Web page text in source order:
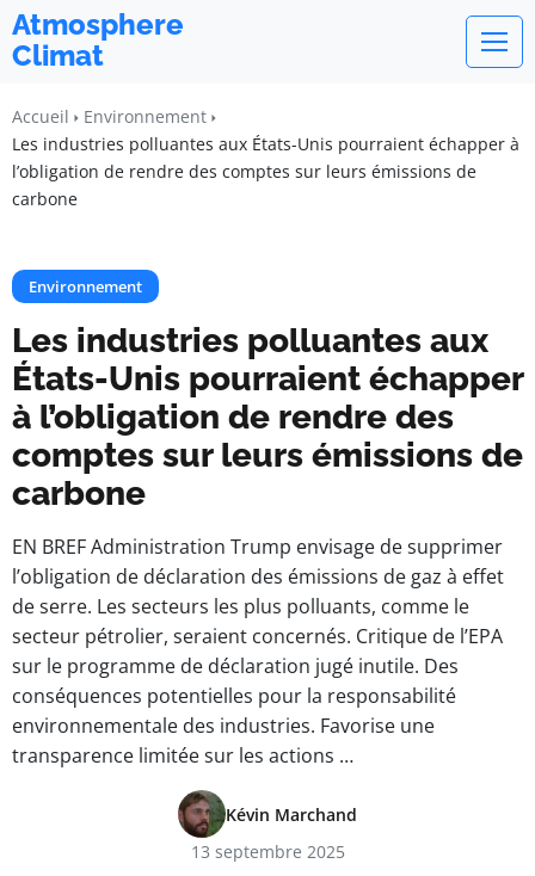
Atmosphere
Climat
Accueil
Environnement
Les industries polluantes aux États-Unis pourraient échapper à
l’obligation de rendre des comptes sur leurs émissions de
carbone
Environnement
Les industries polluantes aux
États-Unis pourraient échapper
à l’obligation de rendre des
comptes sur leurs émissions de
carbone
EN BREF Administration Trump envisage de supprimer
l’obligation de déclaration des émissions de gaz à effet
de serre. Les secteurs les plus polluants, comme le
secteur pétrolier, seraient concernés. Critique de l’EPA
sur le programme de déclaration jugé inutile. Des
conséquences potentielles pour la responsabilité
environnementale des industries. Favorise une
transparence limitée sur les actions …
Kévin Marchand
13 septembre 2025